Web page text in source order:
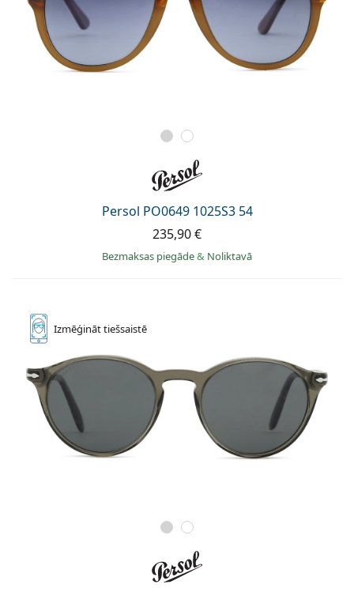
Persol PO0649 1025S3 54
235,90 €
Bezmaksas piegāde& Noliktavā
Izmēģināttiešsaistē